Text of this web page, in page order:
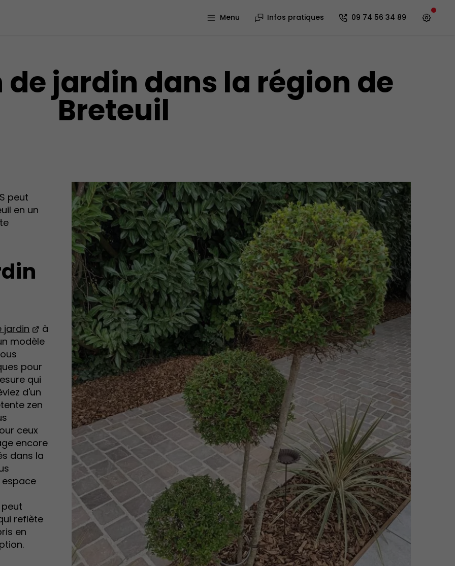
Menu Infos pratiques 09 74 56 34 89
jardin dans la région de
Breteuil
peut
en un
jardin
à
modèle
pour
qui
d'un
zen
ceux
encore
dans la
espace
reflète
en